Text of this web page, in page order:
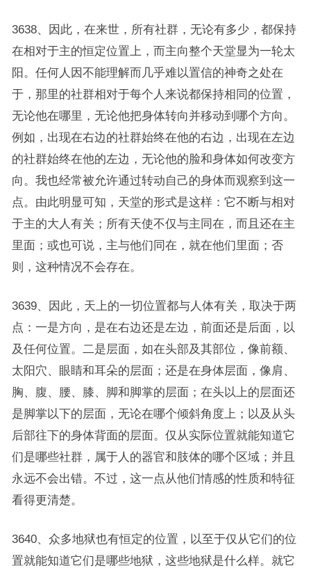
3638、因此，在来世，所有社群，无论有多少，都保持
在相对于主的恒定位置上，而主向整个天堂显为一轮太
阳。任何人因不能理解而几乎难以置信的神奇之处在
于，那里的社群相对于每个人来说都保持相同的位置，
无论他在哪里，无论他把身体转向并移动到哪个方向。
例如，出现在右边的社群始终在他的右边，出现在左边
的社群始终在他的左边，无论他的脸和身体如何改变方
向。我也经常被允许通过转动自己的身体而观察到这一
点。由此明显可知，天堂的形式是这样：它不断与相对
于主的大人有关；所有天使不仅与主同在，而且还在主
里面；或也可说，主与他们同在，就在他们里面；否
则，这种情况不会存在。
3639、因此，天上的一切位置都与人体有关，取决于两
点：一是方向，是在右边还是左边，前面还是后面，以
及任何位置。二是层面，如在头部及其部位，像前额、
太阳穴、眼睛和耳朵的层面；还是在身体层面，像肩、
胸、腹、腰、膝、脚和脚掌的层面；在头以上的层面还
是脚掌以下的层面，无论在哪个倾斜角度上；以及从头
后部往下的身体背面的层面。仅从实际位置就能知道它
们是哪些社群，属于人的器官和肢体的哪个区域；并且
永远不会出错。不过，这一点从他们情感的性质和特征
看得更清楚。
3640、众多地狱也有恒定的位置，以至于仅从它们的位
置就能知道它们是哪些地狱，这些地狱是什么样。就它